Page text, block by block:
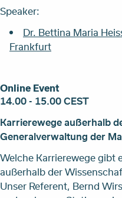
Speaker:
Dr. Bettina Maria
Frankfurt
Online Event
14.00 - 15.00 CEST
Karrierewege außerhalb
Generalverwaltung der
Welche Karrierewege gibt
außerhalb der
Unser Referent, Bernd